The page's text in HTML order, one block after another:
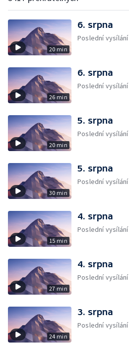
20 min
6. srpna
Poslední vysílání
26 min
6. srpna
Poslední vysílání
20 min
5. srpna
Poslední vysílání
30 min
5. srpna
Poslední vysílání
15 min
4. srpna
Poslední vysílání
27 min
4. srpna
Poslední vysílání
24 min
3. srpna
Poslední vysílání